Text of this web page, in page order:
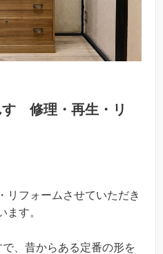
す 修理・再生・リ
リフォームさせていただき
ます。
、昔からある定番の形を